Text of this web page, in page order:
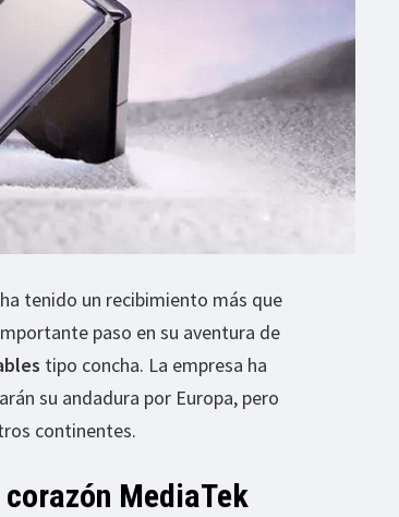
tenido un recibimiento más que
paso en su aventura de
tipo concha. La empresa ha
su andadura por Europa, pero
continentes.
MediaTek